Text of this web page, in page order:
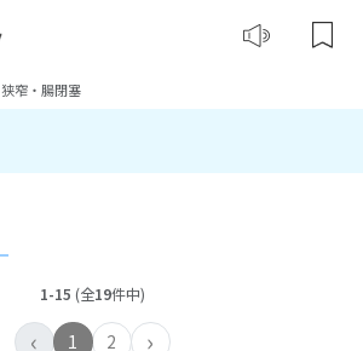
狭窄・腸閉塞
1-15 (全19件中)
‹ 1 2 ›